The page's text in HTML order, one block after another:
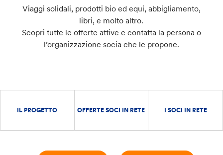
Viaggi solidali, prodotti bio ed equi, abbigliamento,
libri, e molto altro.
Scopri tutte le offerte attive e contatta la persona o
l’organizzazione socia che le propone.
IL PROGETTO OFFERTE SOCI IN RETE I SOCI IN RETE